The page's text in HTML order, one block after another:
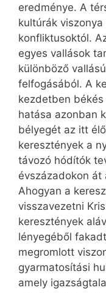
eredménye. A
kultúrák
konfliktusoktól.
egyes vallások
különböző
felfogásából. A
kezdetben
hatása azonban
bélyegét az itt
keresztények a
távozó hódítók
évszázadokon
Ahogyan a
visszavezetni
keresztények
lényegéből
megromlott
gyarmatosítási
amely